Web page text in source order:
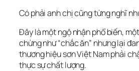
Có phải anh chị cũng từng nghĩ
Đây là một ngộ nhận phổ biến,
chừng như “chắc ăn” nhưng lại
thương hiệu sơn Việt Nam phải
thực sự chất lượng.